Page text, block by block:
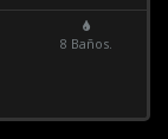
8 Baños.